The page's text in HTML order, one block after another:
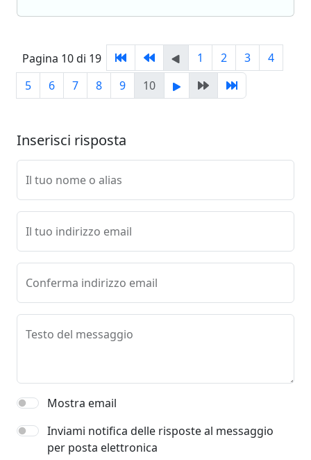
Pagina 10 di 19 1 2 3
4
5
6 7 8 9 10
Inserisci risposta
Il tuo nome o alias
Il tuo indirizzo email
Conferma indirizzo email
Testo del messaggio
Mostra email
Inviami notifica delle risposte al messaggio
per posta elettronica